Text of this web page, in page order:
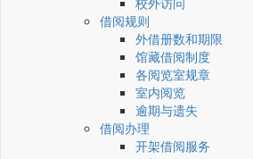
借阅规则
外借册数和期限
馆藏借阅制度
各阅览室规章
室内阅览
逾期与遗失
借阅办理
开架借阅服务